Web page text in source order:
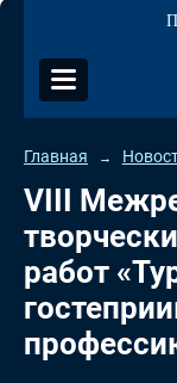
Главная →
VIII
работ